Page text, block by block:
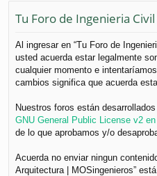
rá
pi
d
os
Tu Foro de Ingenieria
Al ingresar en “Tu Foro de
usted acuerda estar legalmente
cualquier momento e
cambios significa que acuerda
Nuestros foros están desarrollados
GNU General Public License v2
de lo que aprobamos y/o
Acuerda no enviar ningun
Arquitectura | MOSingenieros”